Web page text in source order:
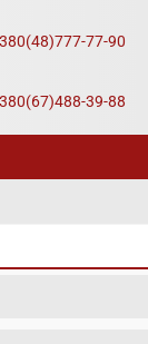
77-90
39-88